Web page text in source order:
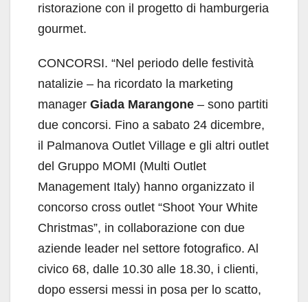
ristorazione con il progetto di hamburgeria
gourmet.
CONCORSI. “Nel periodo delle festività
natalizie – ha ricordato la marketing
manager Giada Marangone – sono partiti
due concorsi. Fino a sabato 24 dicembre,
il Palmanova Outlet Village e gli altri outlet
del Gruppo MOMI (Multi Outlet
Management Italy) hanno organizzato il
concorso cross outlet “Shoot Your White
Christmas”, in collaborazione con due
aziende leader nel settore fotografico. Al
civico 68, dalle 10.30 alle 18.30, i clienti,
dopo essersi messi in posa per lo scatto,